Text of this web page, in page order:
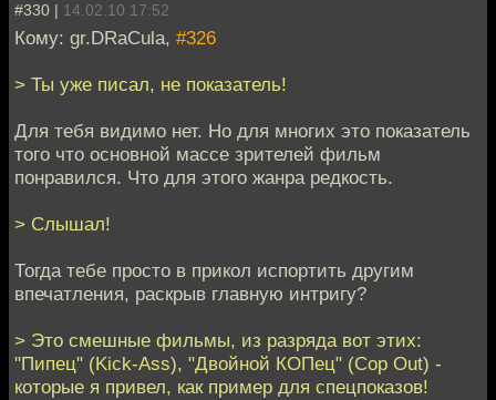
#330 | 14.02.10 17:52
Кому: gr.DRaCula, #326
> Ты уже писал, не показатель!
Для тебя видимо нет. Но для многих это показатель
того что основной массе зрителей фильм
понравился. Что для этого жанра редкость.
> Слышал!
Тогда тебе просто в прикол испортить другим
впечатления, раскрыв главную интригу?
> Это смешные фильмы, из разряда вот этих:
"Пипец" (Kick-Ass), "Двойной КОПец" (Cop Out) -
которые я привел, как пример для спецпоказов!